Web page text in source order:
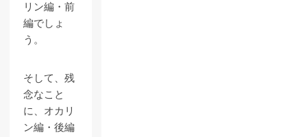
リン編・前
編でしょ
う。
そして、残
念なこと
に、オカリ
ン編・後編